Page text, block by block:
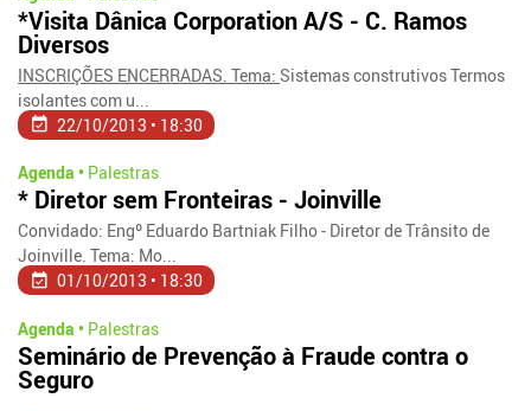
*Visita Dânica Corporation A/S - C. Ramos
Diversos
INSCRIÇÕES ENCERRADAS. Tema:Sistemas construtivos Termos
isolantes com u...
22/10/2013 • 18:30
Agenda • Palestras
* Diretor sem Fronteiras - Joinville
Convidado: Engº Eduardo Bartniak Filho - Diretor de Trânsito de
Joinville. Tema: Mo...
01/10/2013 • 18:30
Agenda • Palestras
Seminário de Prevenção à Fraude contra o
Seguro